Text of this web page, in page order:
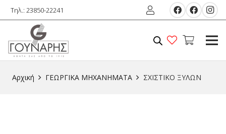
Τηλ.: 23850-22241
Αρχική ΓΕΩΡΓΙΚΑ ΜΗΧΑΝΗΜΑΤΑ ΣΧΙΣΤΙΚΟ ΞΥΛΩΝ